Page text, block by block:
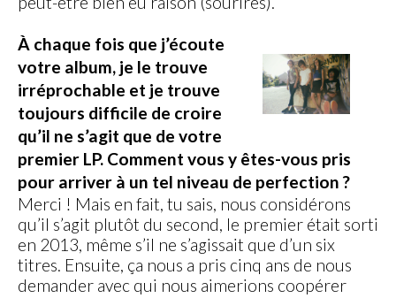
À chaque fois que j’écoute
votre album, je le trouve
irréprochable et je trouve
toujours difficile de croire
qu’il ne s’agit que de votre
premier LP. Comment vous y êtes-vous pris
pour arriver à un tel niveau de perfection ?
Merci ! Mais en fait, tu sais, nous considérons
qu’il s’agit plutôt du second, le premier était sorti
en 2013, même s’il ne s’agissait que d’un six
titres. Ensuite, ça nous a pris cinq ans de nous
demander avec qui nous aimerions coopérer